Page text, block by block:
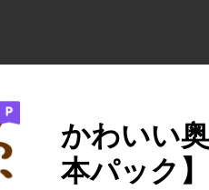
かわいい
本パック】